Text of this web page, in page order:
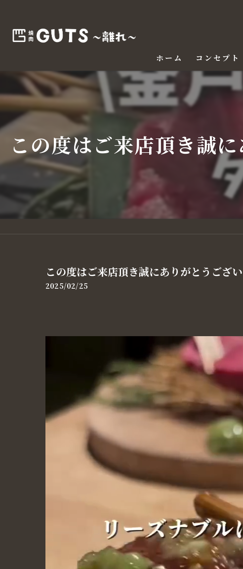
ホーム コンセプト
この度はご来店頂き誠
この度はご来店頂き誠にありがとうござ
2025/02/25